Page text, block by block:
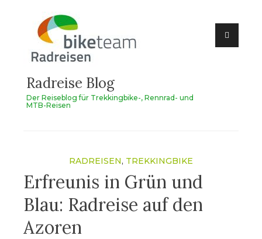
springen
Radreise Blog
Der Reiseblog für Trekkingbike-, Rennrad- und
MTB-Reisen
RADREISEN, TREKKINGBIKE
Erfreunis in Grün und
Blau: Radreise auf den
Azoren